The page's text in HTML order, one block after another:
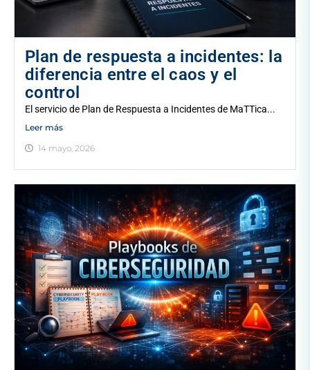
Plan de respuesta a incidentes: la
diferencia entre el caos y el
control
El servicio de Plan de Respuesta a Incidentes de MaTTica...
Leer más
14 mayo, 2026